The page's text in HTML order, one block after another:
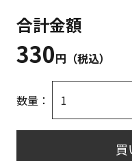
合計金額
330円（税込）
数量：